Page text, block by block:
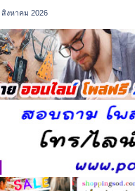
สิงหาคม 2026